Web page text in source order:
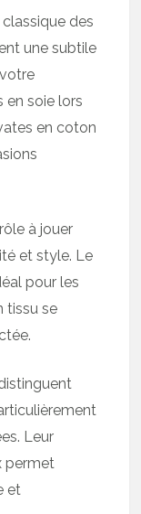
des
une subtile
en soie lors
en coton
à jouer
et style. Le
pour les
tissu se
Leur
permet
et